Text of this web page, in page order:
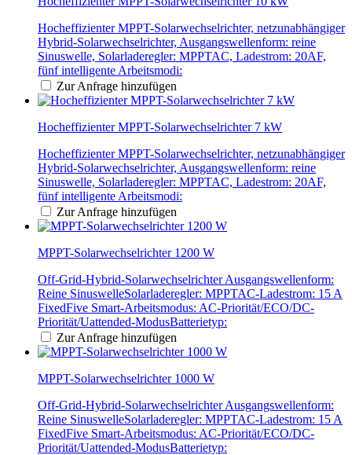
Hocheffizienter MPPT-Solarwechselrichter, netzunabhängiger
Hybrid-Solarwechselrichter, Ausgangswellenform: reine
Sinuswelle, Solarladeregler: MPPTAC, Ladestrom: 20AF,
fünf intelligente Arbeitsmodi:
Zur Anfrage hinzufügen
Hocheffizienter MPPT-Solarwechselrichter 7 kW
Hocheffizienter MPPT-Solarwechselrichter, netzunabhängiger
Hybrid-Solarwechselrichter, Ausgangswellenform: reine
Sinuswelle, Solarladeregler: MPPTAC, Ladestrom: 20AF,
fünf intelligente Arbeitsmodi:
Zur Anfrage hinzufügen
MPPT-Solarwechselrichter 1200 W
Off-Grid-Hybrid-Solarwechselrichter Ausgangswellenform:
Reine SinuswelleSolarladeregler: MPPTAC-Ladestrom: 15 A
FixedFive Smart-Arbeitsmodus: AC-Priorität/ECO/DC-
Priorität/Uattended-ModusBatterietyp:
Zur Anfrage hinzufügen
MPPT-Solarwechselrichter 1000 W
Off-Grid-Hybrid-Solarwechselrichter Ausgangswellenform:
Reine SinuswelleSolarladeregler: MPPTAC-Ladestrom: 15 A
FixedFive Smart-Arbeitsmodus: AC-Priorität/ECO/DC-
Priorität/Uattended-ModusBatterietyp: